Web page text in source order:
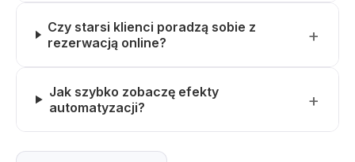
Czy starsi klienci poradzą sobie z
rezerwacją online?
Jak szybko zobaczę efekty
automatyzacji?